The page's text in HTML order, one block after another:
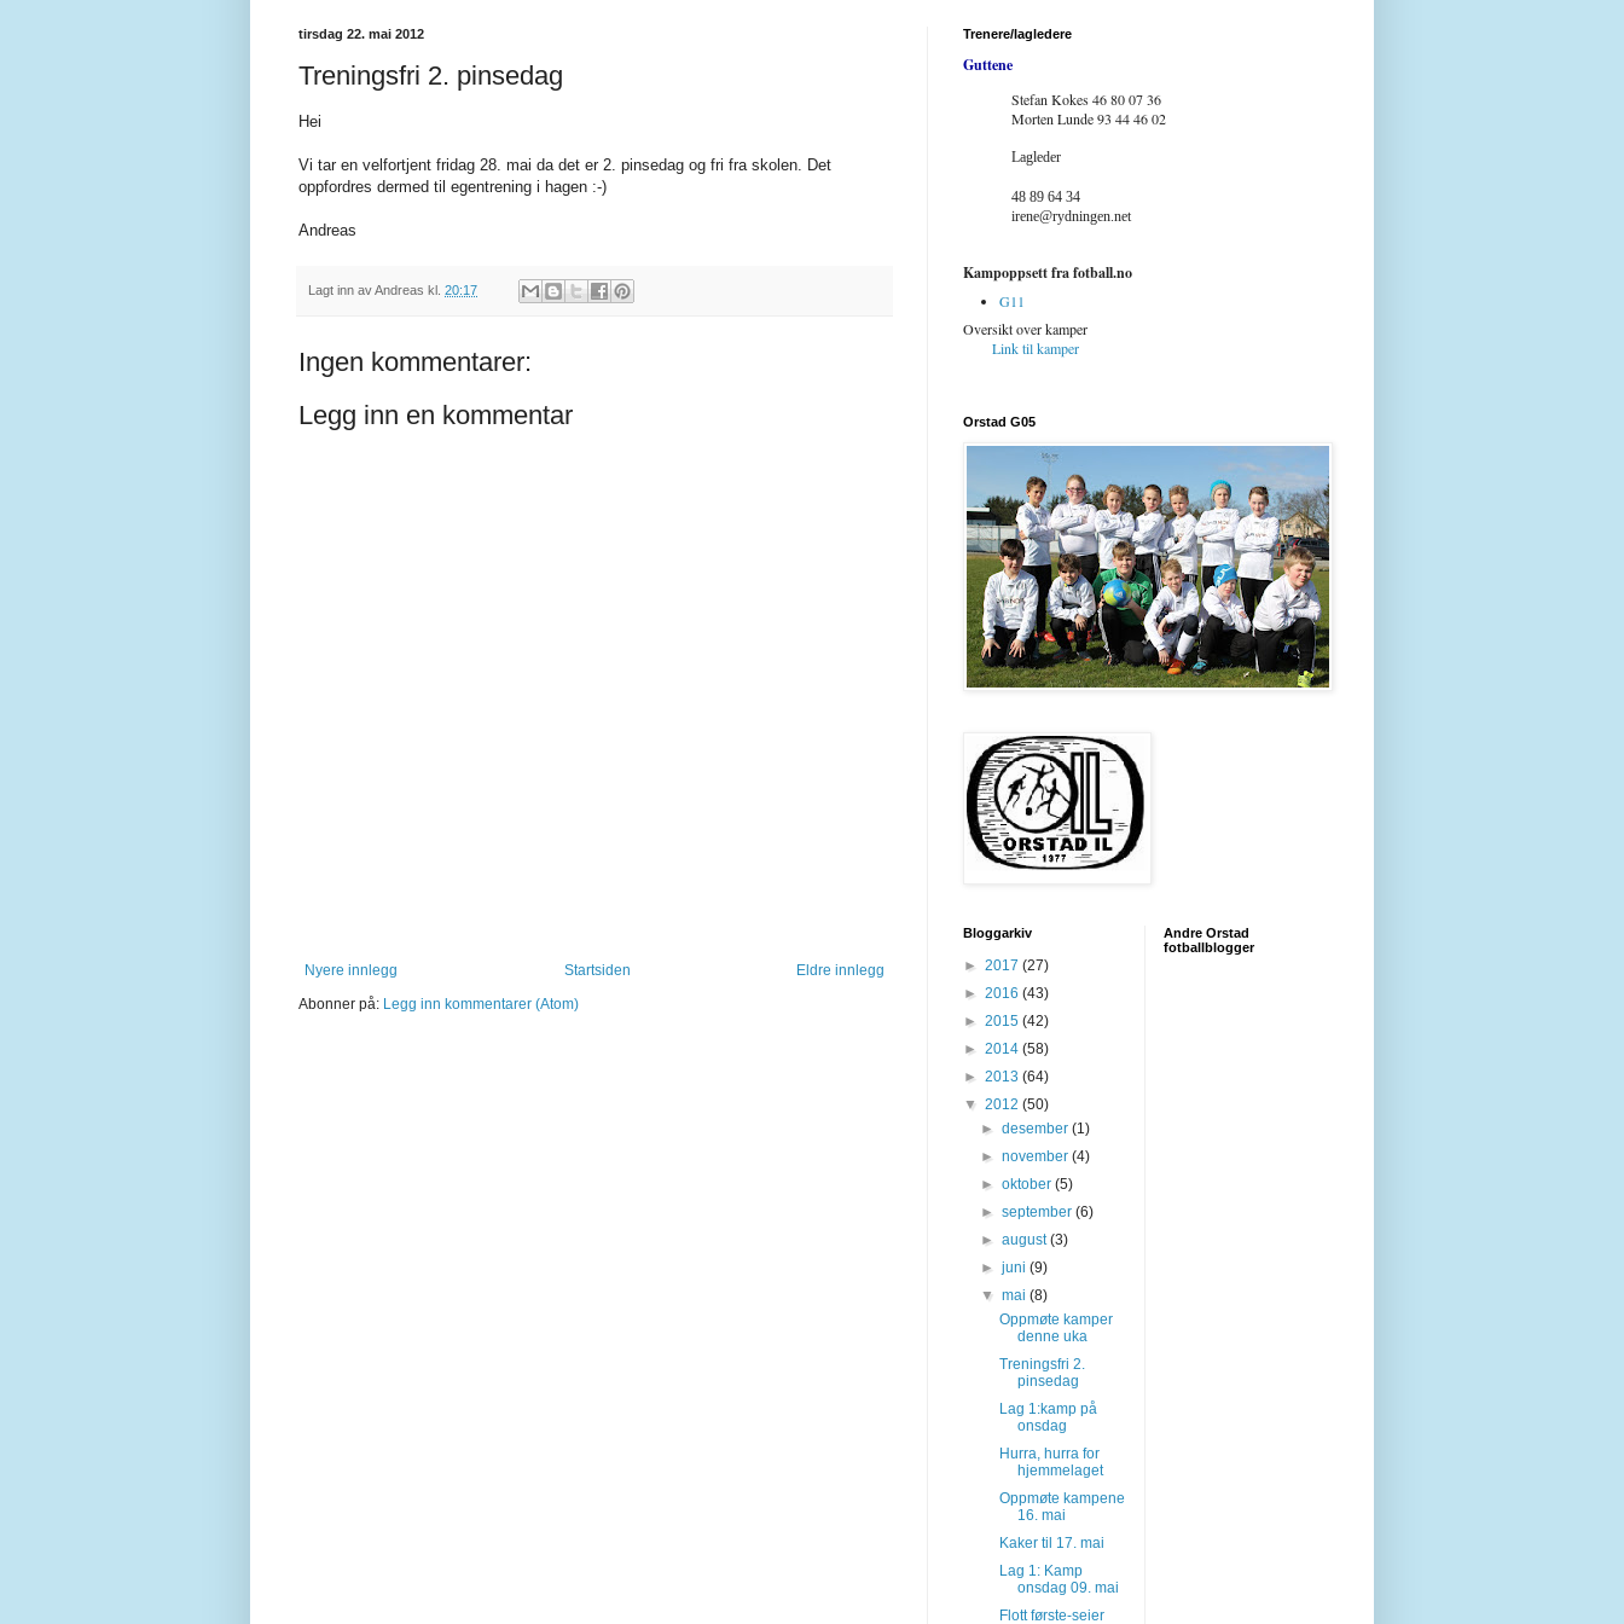
tirsdag 22. mai 2012
Treningsfri 2. pinsedag
Hei
Vi tar en velfortjent fridag 28. mai da det er 2. pinsedag og fri fra skolen. Det
oppfordres dermed til egentrening i hagen :-)
Andreas
Lagt inn avAndreas kl. 20:17
Ingen kommentarer:
Legg inn en kommentar
Nyere innlegg Eldre innlegg
Startsiden
Abonner på: Legg inn kommentarer (Atom)
Trenere/lagledere
Guttene
Stefan Kokes 46 80 07 36
Morten Lunde 93 44 46 02
Lagleder
48 89 64 34
irene@rydningen.net
Kampoppsett fra fotball.no
G11
Oversikt over kamper
Link til kamper
Orstad G05
Bloggarkiv
► 2017 (27)
► 2016 (43)
► 2015 (42)
► 2014 (58)
► 2013 (64)
▼ 2012 (50)
►desember(1)
►november(4)
►oktober(5)
►september(6)
►august(3)
►juni(9)
▼mai(8)
Oppmøte kamper
denne uka
Treningsfri 2.
pinsedag
Lag 1:kamp på
onsdag
Hurra, hurra for
hjemmelaget
Oppmøte kampene
16. mai
Kaker til 17. mai
Lag 1: Kamp
onsdag 09. mai
Flott første-seier
Andre Orstad
fotballblogger